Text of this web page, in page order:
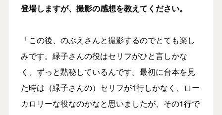
登場しますが、撮影の感想を教えてください。
「この後、のぶえさんと撮影するのでとても楽し
みです。緑子さんの役はセリフがひと言しかな
く、ずっと黙秘しているんです。最初に台本を見
た時は（緑子さんの）セリフが1行しかなく、ロー
カロリーな役なのかなと思いましたが、その1行で